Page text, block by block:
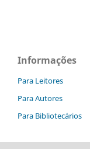
Informações
Para Leitores
Para Autores
Para Bibliotecários